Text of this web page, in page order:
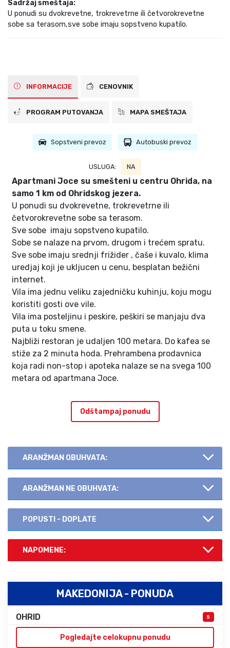
Sadržaj smeštaja:
U ponudi su dvokrevetne, trokrevetrne ili četvorokrevetne
sobe sa terasom,sve sobe imaju sopstveno kupatilo.
INFORMACIJE CENOVNIK
PROGRAM PUTOVANJA MAPA SMEŠTAJA
Sopstveni prevoz Autobuski prevoz
USLUGA: NA
Apartmani Joce su smešteni u centru Ohrida, na
samo 1 km od Ohridskog jezera.
U ponudi su dvokrevetne, trokrevetrne ili
četvorokrevetne sobe sa terasom.
Sve sobe imaju sopstveno kupatilo.
Sobe se nalaze na prvom, drugom i trećem spratu.
Sve sobe imaju srednji frižider , čaše i kuvalo, klima
uredjaj koji je ukljucen u cenu, besplatan bežični
internet.
Vila ima jednu veliku zajedničku kuhinju, koju mogu
koristiti gosti ove vile.
Vila ima posteljinu i peskire, peškiri se manjaju dva
puta u toku smene.
Najbliži restoran je udaljen 100 metara. Do kafea se
stiže za 2 minuta hoda. Prehrambena prodavnica
koja radi non-stop i apoteka nalaze se na svega 100
metara od apartmana Joce.
Odštampaj ponudu
ARANŽMAN OBUHVATA:
ARANŽMAN NE OBUHVATA:
POPUSTI - DOPLATE
NAPOMENE:
MAKEDONIJA - PONUDA
OHRID 5
Pogledajte celokupnu ponudu